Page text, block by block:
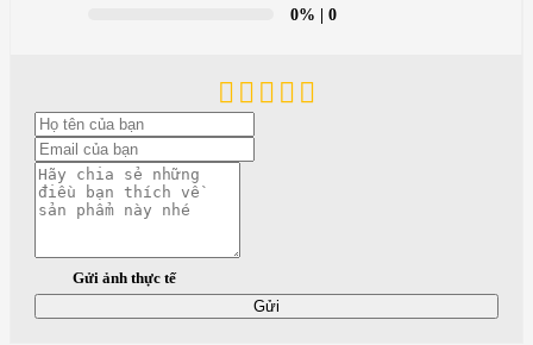
0% | 0
Gửi ảnh thực tế
Gửi